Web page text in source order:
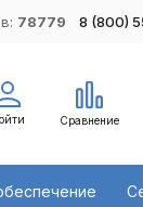
78779 8 (800)
Сравнение